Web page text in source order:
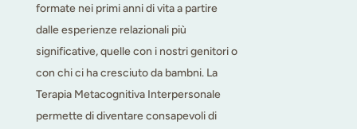
formate nei primi anni di vita a partire
dalle esperienze relazionali più
significative, quelle con i nostri genitori o
con chi ci ha cresciuto da bambni. La
Terapia Metacognitiva Interpersonale
permette di diventare consapevoli di